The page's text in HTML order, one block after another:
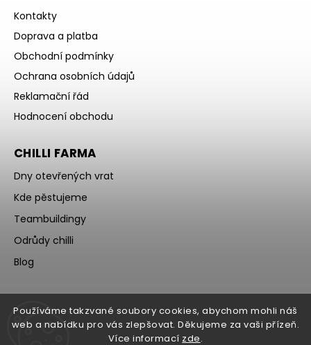
Používáme takzvané soubory cookies, abychom mohli náš
web a nabídku pro vás zlepšovat. Děkujeme za vaši přízeň.
Více informací zde.
Kontakty
Doprava a platba
Obchodní podmínky
Ochrana osobních údajů
Reklamační řád
Hodnocení obchodu
CHILLI FARMA
Dny otevřených vrat
Kde pěstujeme
Teambuildingy
Odrůdy chilli
Blog